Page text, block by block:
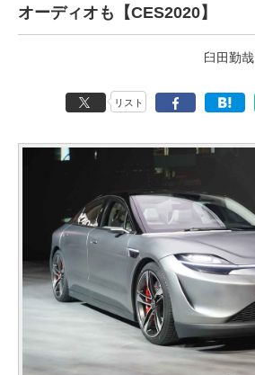
オーディオも【CES2020】
臼田勤哉
リスト